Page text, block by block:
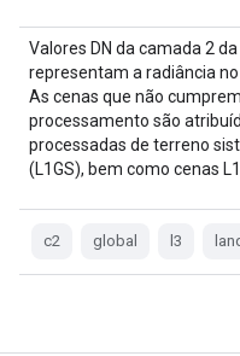
Valores DN da camada 2
representam a radiância
As cenas que não
processamento são
processadas de terreno
(L1GS), bem como cenas
c2 global l3